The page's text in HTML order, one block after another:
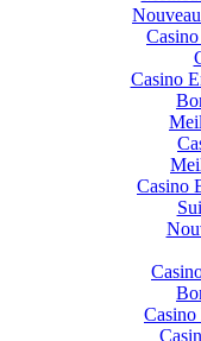
Casino
Casino